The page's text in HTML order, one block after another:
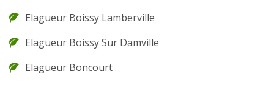
Elagueur Boissy Lamberville
Elagueur Boissy Sur Damville
Elagueur Boncourt